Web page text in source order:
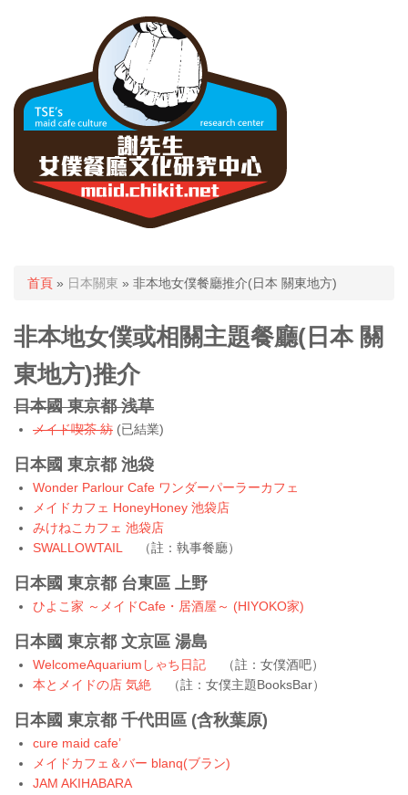
您在這裡
首頁 » 日本關東 » 非本地女僕餐廳推介(日本 關東地方)
非本地女僕或相關主題餐廳(日本 關
東地方)推介
日本國 東京都 浅草
メイド喫茶 紡 (已結業)
日本國 東京都 池袋
Wonder Parlour Cafe ワンダーパーラーカフェ
メイドカフェ HoneyHoney 池袋店
みけねこカフェ 池袋店
SWALLOWTAIL
（註：執事餐廳）
日本國 東京都 台東區 上野
ひよこ家 ～メイドCafe・居酒屋～ (HIYOKO家)
日本國 東京都 文京區 湯島
WelcomeAquariumしゃち日記
（註：女僕酒吧）
本とメイドの店 気絶
（註：女僕主題BooksBar）
日本國 東京都 千代田區 (含秋葉原)
cure maid cafe’
メイドカフェ＆バー blanq(ブラン)
JAM AKIHABARA